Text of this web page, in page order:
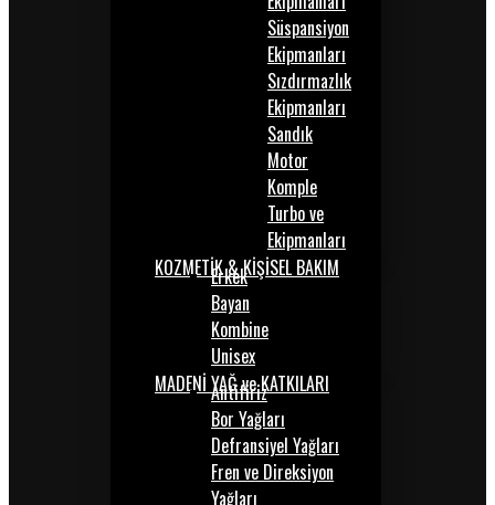
Süspansiyon
Ekipmanları
Sızdırmazlık
Ekipmanları
Sandık
Motor
Komple
Turbo ve
Ekipmanları
KOZMETİK & KİŞİSEL BAKIM
Erkek
Bayan
Kombine
Unisex
MADENİ YAĞ ve KATKILARI
Antifiriz
Bor Yağları
Defransiyel Yağları
Fren ve Direksiyon
Yağları